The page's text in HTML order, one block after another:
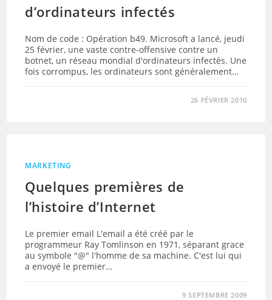
d’ordinateurs infectés
Nom de code : Opération b49. Microsoft a lancé, jeudi
25 février, une vaste contre-offensive contre un
botnet, un réseau mondial d'ordinateurs infectés. Une
fois corrompus, les ordinateurs sont généralement…
26 FÉVRIER 2010
MARKETING
Quelques premières de
l’histoire d’Internet
Le premier email L'email a été créé par le
programmeur Ray Tomlinson en 1971, séparant grace
au symbole "@" l'homme de sa machine. C'est lui qui
a envoyé le premier…
9 SEPTEMBRE 2009